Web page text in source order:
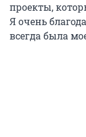
проекты,
Я очень
всегда была